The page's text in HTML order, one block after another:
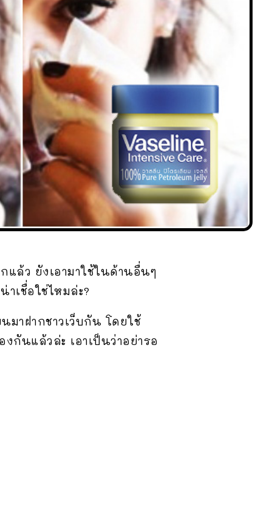
แล้ว ยังเอามาใช้ในด้านอื่นๆ
าเชื่อใช่ไหมล่ะ?
มาฝากชาวเว็บกัน โดยใช้
นแล้วล่ะ เอาเป็นว่าอย่ารอ